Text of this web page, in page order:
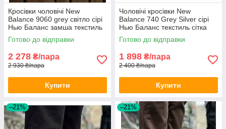
Кросівки чоловічі New
Balance 9060 grey світло сірі
Нью Баланс замша текстиль
весна літо
Готово до відправки
2 278 ₴/пара
2 930 ₴/пара
Купити
Чоловічі кросівки New
Balance 740 Grey Silver сірі
Нью Баланс текстиль сітка
дихаючі весна літо для
хлопців
Готово до відправки
1 898 ₴/пара
2 400 ₴/пара
Купити
–21% –21%